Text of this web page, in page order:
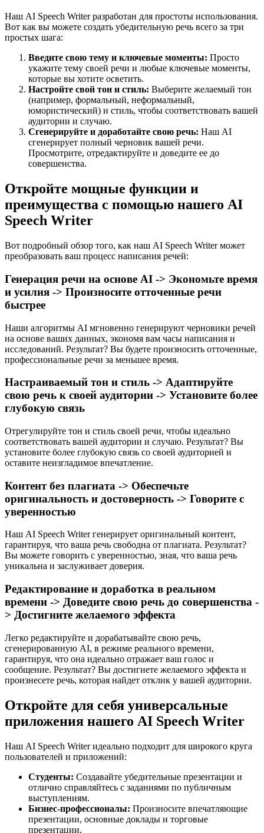
Наш AI Speech Writer​ разработан для простоты использования.
Вот как вы можете создать убедительную речь всего за три
простых шага:
Введите свою тему и ключевые моменты: Просто
укажите тему своей речи и любые ключевые моменты,
которые вы хотите осветить.
Настройте свой тон и стиль: Выберите желаемый тон
(например, формальный, неформальный,
юмористический) и стиль, чтобы соответствовать вашей
аудитории и случаю.
Сгенерируйте и доработайте свою речь: Наш AI
сгенерирует полный черновик вашей речи.
Просмотрите, отредактируйте и доведите ее до
совершенства.
Откройте мощные функции и
преимущества с помощью нашего AI
Speech Writer​
Вот подробный обзор того, как наш AI Speech Writer​ может
преобразовать ваш процесс написания речей:
Генерация речи на основе AI -> Экономьте время
и усилия -> Произносите отточенные речи
быстрее
Наши алгоритмы AI мгновенно генерируют черновики речей
на основе ваших данных, экономя вам часы написания и
исследований. Результат? Вы будете произносить отточенные,
профессиональные речи за меньшее время.
Настраиваемый тон и стиль -> Адаптируйте
свою речь к своей аудитории -> Установите более
глубокую связь
Отрегулируйте тон и стиль своей речи, чтобы идеально
соответствовать вашей аудитории и случаю. Результат? Вы
установите более глубокую связь со своей аудиторией и
оставите неизгладимое впечатление.
Контент без плагиата -> Обеспечьте
оригинальность и достоверность -> Говорите с
уверенностью
Наш AI Speech Writer​ генерирует оригинальный контент,
гарантируя, что ваша речь свободна от плагиата. Результат?
Вы можете говорить с уверенностью, зная, что ваша речь
уникальна и заслуживает доверия.
Редактирование и доработка в реальном
времени -> Доведите свою речь до совершенства -
> Достигните желаемого эффекта
Легко редактируйте и дорабатывайте свою речь,
сгенерированную AI, в режиме реального времени,
гарантируя, что она идеально отражает ваш голос и
сообщение. Результат? Вы достигнете желаемого эффекта и
произнесете речь, которая найдет отклик у вашей аудитории.
Откройте для себя универсальные
приложения нашего AI Speech Writer​
Наш AI Speech Writer​ идеально подходит для широкого круга
пользователей и приложений:
Студенты: Создавайте убедительные презентации и
отлично справляйтесь с заданиями по публичным
выступлениям.
Бизнес-профессионалы: Произносите впечатляющие
презентации, основные доклады и торговые
презентации.